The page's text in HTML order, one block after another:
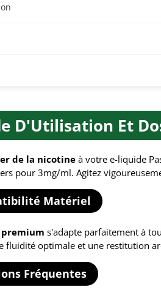
D'Utilisation Et
de la nicotine à votre e-liquide
pour 3mg/ml. Agitez
Matériel
s'adapte parfaitement à
fluidité optimale et une restitution
Fréquentes